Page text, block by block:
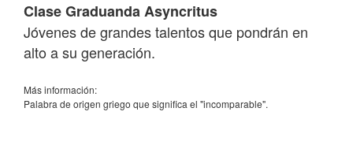
Clase Graduanda Asyncritus
Jóvenes de grandes talentos que pondrán en
alto a su generación.
Más información:
Palabra de origen griego que significa el "incomparable".